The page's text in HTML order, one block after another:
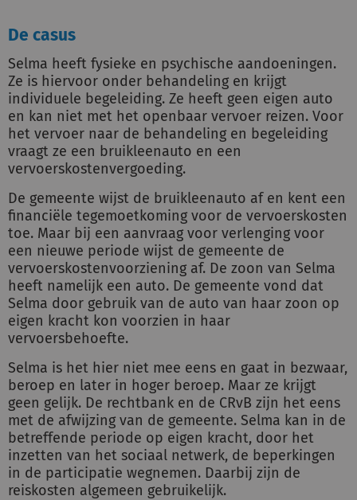
De casus
Selma heeft fysieke en psychische aandoeningen.
Ze is hiervoor onder behandeling en krijgt
individuele begeleiding. Ze heeft geen eigen auto
en kan niet met het openbaar vervoer reizen. Voor
het vervoer naar de behandeling en begeleiding
vraagt ze een bruikleenauto en een
vervoerskostenvergoeding.
De gemeente wijst de bruikleenauto af en kent een
financiële tegemoetkoming voor de vervoerskosten
toe. Maar bij een aanvraag voor verlenging voor
een nieuwe periode wijst de gemeente de
vervoerskostenvoorziening af. De zoon van Selma
heeft namelijk een auto. De gemeente vond dat
Selma door gebruik van de auto van haar zoon op
eigen kracht kon voorzien in haar
vervoersbehoefte.
Selma is het hier niet mee eens en gaat in bezwaar,
beroep en later in hoger beroep. Maar ze krijgt
geen gelijk. De rechtbank en de CRvB zijn het eens
met de afwijzing van de gemeente. Selma kan in de
betreffende periode op eigen kracht, door het
inzetten van het sociaal netwerk, de beperkingen
in de participatie wegnemen. Daarbij zijn de
reiskosten algemeen gebruikelijk.